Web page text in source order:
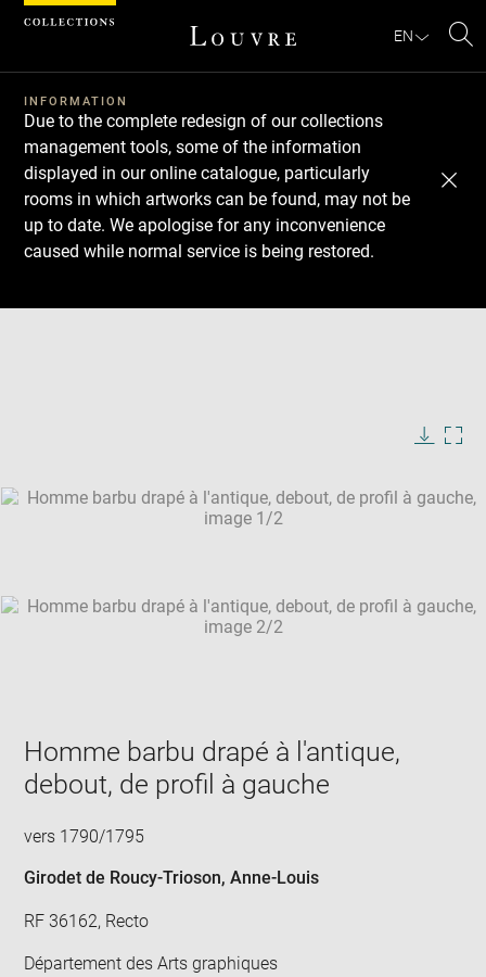
EN
INFORMATION
Due to the complete redesign of our collections
management tools, some of the information
displayed in our online catalogue, particularly
rooms in which artworks can be found, may not be
up to date. We apologise for any inconvenience
caused while normal service is being restored.
in
SKIP IMAGE CAROUSEL
Download
Next
Previous
Homme barbu drapé à l'antique,
debout, de profil à gauche
vers 1790/1795
Girodet de Roucy-Trioson, Anne-Louis
RF 36162, Recto
Département des Arts graphiques
Cookies management panel